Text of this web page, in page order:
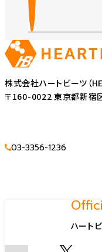
株式会社ハートビーツ（
〒160-0022 東京都新宿
03-3356-1236
ハート